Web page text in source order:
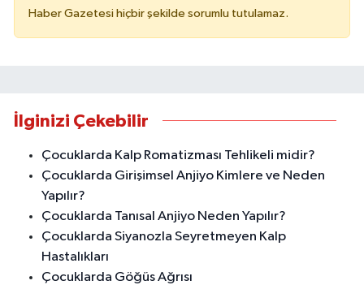
Haber Gazetesi hiçbir şekilde sorumlu tutulamaz.
İlginizi Çekebilir
Çocuklarda Kalp Romatizması Tehlikeli midir?
Çocuklarda Girişimsel Anjiyo Kimlere ve Neden
Yapılır?
Çocuklarda Tanısal Anjiyo Neden Yapılır?
Çocuklarda Siyanozla Seyretmeyen Kalp
Hastalıkları
Çocuklarda Göğüs Ağrısı